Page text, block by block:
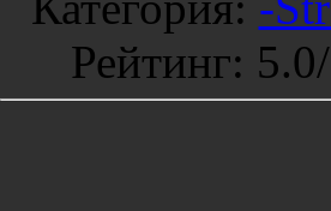
Рейтинг: 5.0/